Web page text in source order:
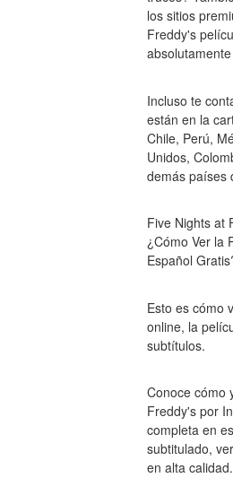
los sitios
Freddy's
Incluso te
están en la
Chile, Perú,
Unidos,
demás países
Five Nights at
¿Cómo Ver la
Español
Esto es cómo
online, la
subtítulos.
Conoce cómo
Freddy's por
completa en
subtitulado,
en alta calidad.